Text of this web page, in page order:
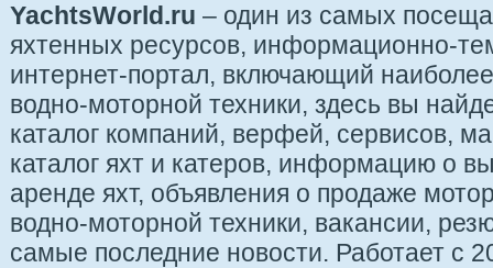
YachtsWorld.ru – один из самых
яхтенных ресурсов, информационно-
интернет-портал, включающий
водно-моторной техники, здесь вы
каталог компаний, верфей, сервисов,
каталог яхт и катеров, информацию о
аренде яхт, объявления о продаже
водно-моторной техники, вакансии,
самые последние новости. Работает с